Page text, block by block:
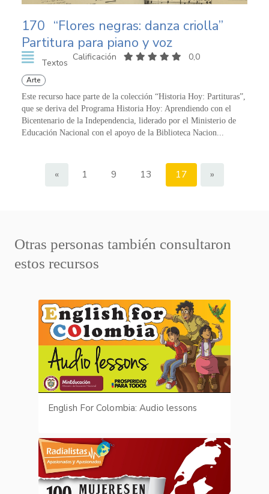
170 “Flores negras: danza criolla”
Partitura para piano y voz
Textos
Calificación 0,0
Arte
Este recurso hace parte de la colección “Historia Hoy: Partituras”,
que se deriva del Programa Historia Hoy: Aprendiendo con el
Bicentenario de la Independencia, liderado por el Ministerio de
Educación Nacional con el apoyo de la Biblioteca Nacion...
« 1 9 13 17 »
Otras personas también consultaron
estos recursos
English For Colombia: Audio lessons